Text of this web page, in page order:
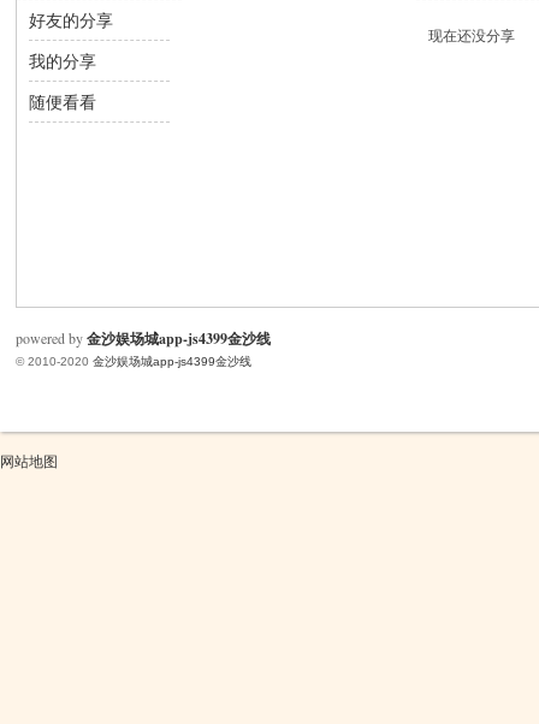
大 ›
好友的分享
我的分享
随便看看
现在还没分享
powered by金沙娱场城app-js4399金沙线
© 2010-2020 金沙娱场城app-js4399金沙线
网站地图